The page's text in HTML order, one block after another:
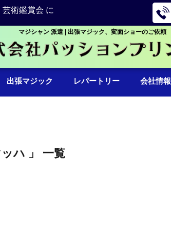
術鑑賞会 に
マジシャン 派遣 | 出張マジック、変面ショーのご依頼
出張マジック レパートリー 会社情報
ッハ 」 一覧